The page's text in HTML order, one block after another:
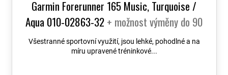
Garmin Forerunner 165 Music, Turquoise /
Aqua 010-02863-32+ možnost výměny do 90
dní
Všestranné sportovní využití, jsou lehké, pohodlné a na
míru upravené tréninkové...